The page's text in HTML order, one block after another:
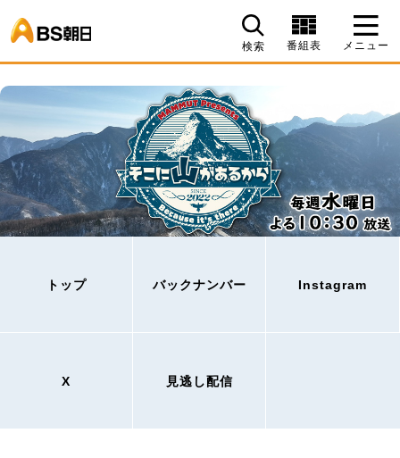
検索 番組表 メニュー
トップ バックナンバー Instagram
X 見逃し配信